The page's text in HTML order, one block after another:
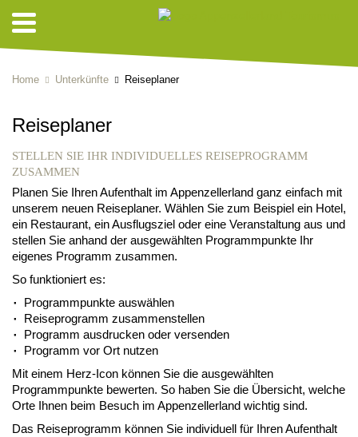
Home Unterkünfte Reiseplaner
Reiseplaner
STELLEN SIE IHR INDIVIDUELLES REISEPROGRAMM
ZUSAMMEN
Planen Sie Ihren Aufenthalt im Appenzellerland ganz einfach mit
unserem neuen Reiseplaner. Wählen Sie zum Beispiel ein Hotel,
ein Restaurant, ein Ausflugsziel oder eine Veranstaltung aus und
stellen Sie anhand der ausgewählten Programmpunkte Ihr
eigenes Programm zusammen.
So funktioniert es:
Programmpunkte auswählen
Reiseprogramm zusammenstellen
Programm ausdrucken oder versenden
Programm vor Ort nutzen
Mit einem Herz-Icon können Sie die ausgewählten
Programmpunkte bewerten. So haben Sie die Übersicht, welche
Orte Ihnen beim Besuch im Appenzellerland wichtig sind.
Das Reiseprogramm können Sie individuell für Ihren Aufenthalt